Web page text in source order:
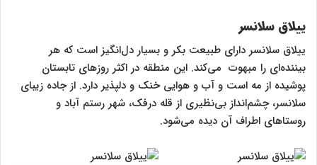
ییلاق سلانسر
ییلاق سلانسر دارای طبیعت بکر و بسیار دل‌انگیز است که هر
بیننده‌ای را مبهوت می‌کند. این منطقه در اکثر روزهای تابستان
پوشیده از مه است و آب و هوایی خنک و دلپذیر دارد. از جاده زیبای
سلانسر، چشم‌انداز بی‌نظیری از قله درفک، شهر رستم آباد و
روستاهای اطراف آن دیده می‌شود.